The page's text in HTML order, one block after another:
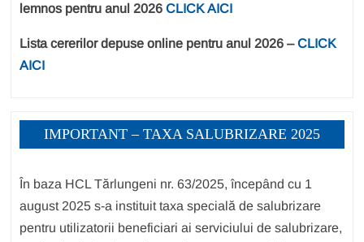
lemnos pentru anul 2026CLICK AICI
Lista cererilor depuse online pentru anul 2026 –CLICK
AICI
IMPORTANT – TAXA SALUBRIZARE 2025
În baza HCL Tărlungeni nr. 63/2025, începând cu 1
august 2025 s-a instituit taxa specială de salubrizare
pentru utilizatorii beneficiari ai serviciului de salubrizare,